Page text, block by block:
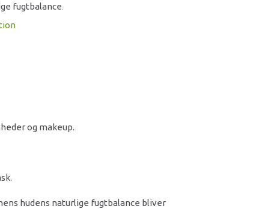
fugtbalance
og makeup.
hudens naturlige fugtbalance bliver